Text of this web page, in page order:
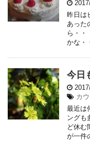
昨日は
あった
ら・
かな・
今日
カ
最近は
ングも
ど休む
が一件